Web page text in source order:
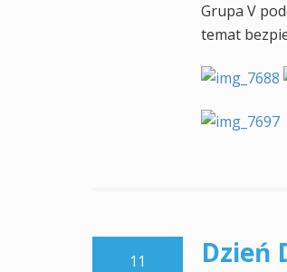
Grupa V
temat
11
Dzień